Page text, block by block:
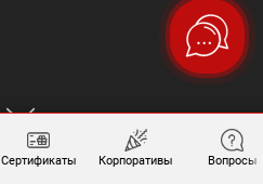
Сертификаты Корпоративы Вопросы